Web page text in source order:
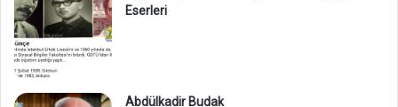
Eserleri
Abdülkadir Budak